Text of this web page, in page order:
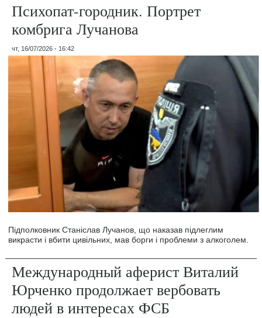
Психопат-городник. Портрет
комбрига Лучанова
чт, 16/07/2026 - 16:42
Підполковник Станіслав Лучанов, що наказав підлеглим
викрасти і вбити цивільних, мав борги і проблеми з алкоголем.
Международный аферист Виталий
Юрченко продолжает вербовать
людей в интересах ФСБ